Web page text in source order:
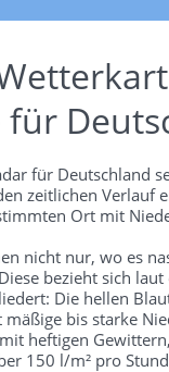
für Deutschland
zeitlichen Verlauf
Ort mit
nicht nur, wo es
bezieht sich
Die hellen
bis starke
heftigen
150 l/m² pro